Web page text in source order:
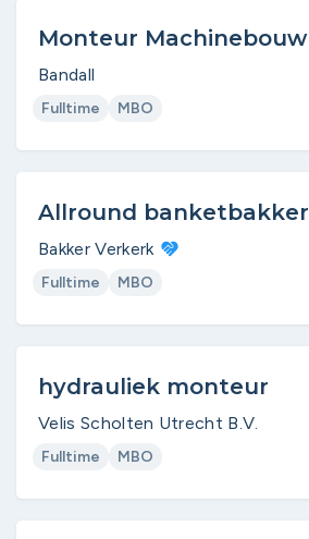
Monteur Machinebouw
Bandall
Fulltime MBO
Allround banketbakker
Bakker Verkerk
Fulltime MBO
hydrauliek monteur
Velis Scholten Utrecht B.V.
Fulltime MBO